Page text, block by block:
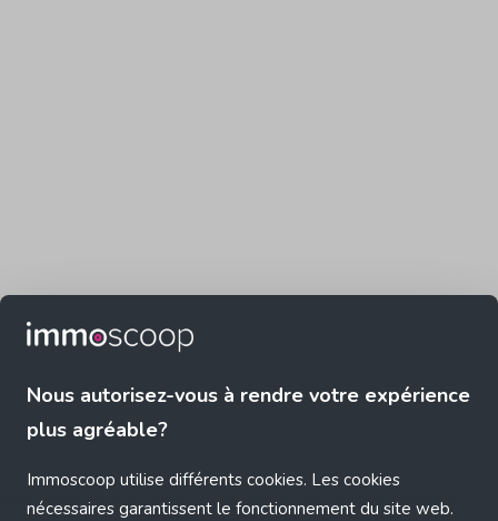
Nous autorisez-vous à rendre votre expérience
plus agréable?
Immoscoop utilise différents cookies. Les cookies
nécessaires garantissent le fonctionnement du site web.
Application error: a client-side exception has occurred (see the